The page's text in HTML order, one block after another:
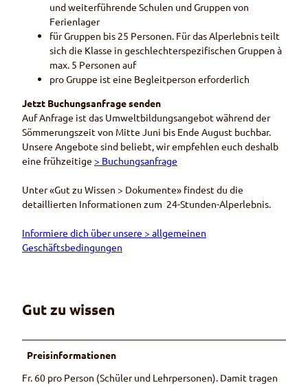
und weiterführende Schulen und Gruppen von
Ferienlager
für Gruppen bis 25 Personen. Für das Alperlebnis teilt
sich die Klasse in geschlechterspezifischen Gruppen à
max. 5 Personen auf
pro Gruppe ist eine Begleitperson erforderlich
Jetzt Buchungsanfrage senden
Auf Anfrage ist das Umweltbildungsangebot während der
Sömmerungszeit von Mitte Juni bis Ende August buchbar.
Unsere Angebote sind beliebt, wir empfehlen euch deshalb
eine frühzeitige > Buchungsanfrage
Unter «Gut zu Wissen > Dokumente» findest du die
detaillierten Informationen zum 24-Stunden-Alperlebnis.
Informiere dich über unsere > allgemeinen
Geschäftsbedingungen
Gut zu wissen
Preisinformationen
Fr. 60 pro Person (Schüler und Lehrpersonen). Damit tragen